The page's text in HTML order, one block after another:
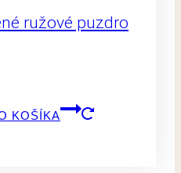
ružové puzdro
KOŠÍKA